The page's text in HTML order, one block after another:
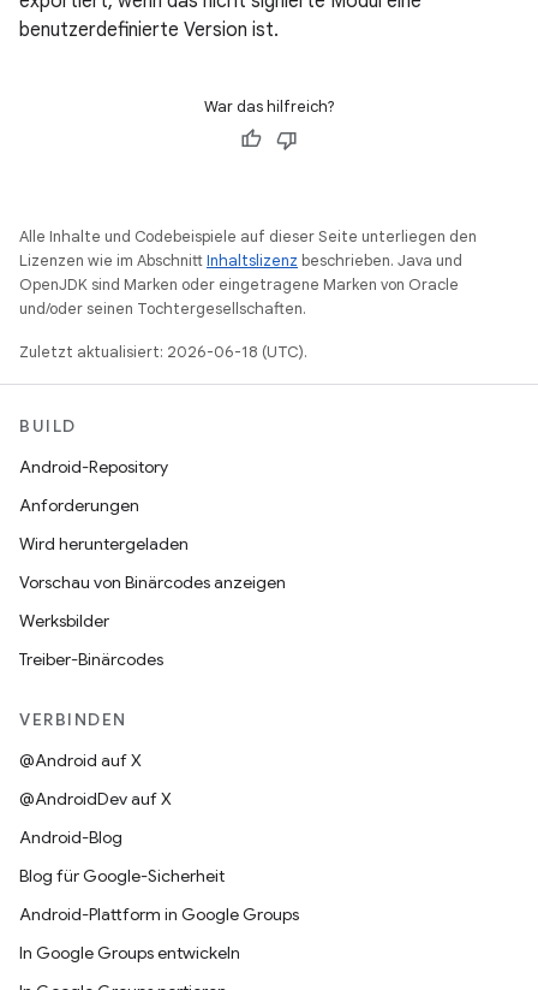
benutzerdefinierte Version ist.
War das hilfreich?
Alle Inhalte und Codebeispiele auf dieser Seite unterliegen den
Lizenzen wie im AbschnittInhaltslizenz beschrieben. Java und
OpenJDK sind Marken oder eingetragene Marken von Oracle
und/oder seinen Tochtergesellschaften.
Zuletzt aktualisiert: 2026-06-18 (UTC).
BUILD
Android-Repository
Anforderungen
Wird heruntergeladen
Vorschau von Binärcodes anzeigen
Werksbilder
Treiber-Binärcodes
VERBINDEN
@Android auf X
@AndroidDev auf X
Android-Blog
Blog für Google-Sicherheit
Android-Plattform in Google Groups
In Google Groups entwickeln